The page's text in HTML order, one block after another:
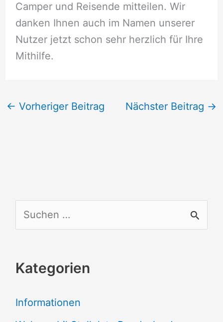
Camper und Reisende mitteilen. Wir
danken Ihnen auch im Namen unserer
Nutzer jetzt schon sehr herzlich für Ihre
Mithilfe.
← Vorheriger Beitrag Nächster Beitrag →
u
h
n
Kategorien
Informationen